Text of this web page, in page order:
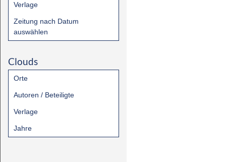
Verlage
Zeitung nach Datum
auswählen
Clouds
Orte
Autoren / Beteiligte
Verlage
Jahre